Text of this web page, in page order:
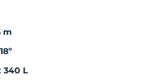
m
18º
340 L